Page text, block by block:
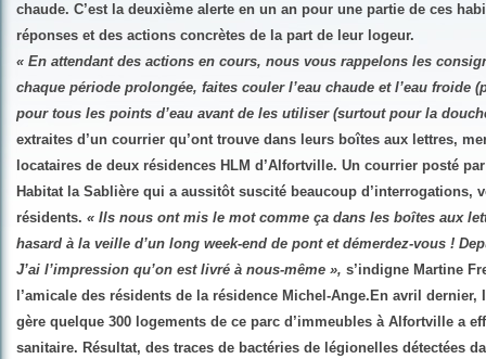
chaude. C’est la deuxième alerte en un an pour une partie de ces
réponses et des actions concrètes de la part de leur logeur.
« En attendant des actions en cours, nous vous rappelons les
chaque période prolongée, faites couler l’eau chaude et l’eau froide
pour tous les points d’eau avant de les utiliser (surtout pour la
extraites d’un courrier qu’ont trouve dans leurs boîtes aux lettres,
locataires de deux résidences HLM d’Alfortville. Un courrier posté
Habitat la Sablière qui a aussitôt suscité beaucoup d’interrogations,
résidents. « Ils nous ont mis le mot comme ça dans les boîtes aux
hasard à la veille d’un long week-end de pont et démerdez-vous !
J’ai l’impression qu’on est livré à nous-même », s’indigne Martine
l’amicale des résidents de la résidence Michel-Ange. En avril dernier,
gère quelque 300 logements de ce parc d’immeubles à Alfortville a
sanitaire. Résultat, des traces de bactéries de légionelles détectées